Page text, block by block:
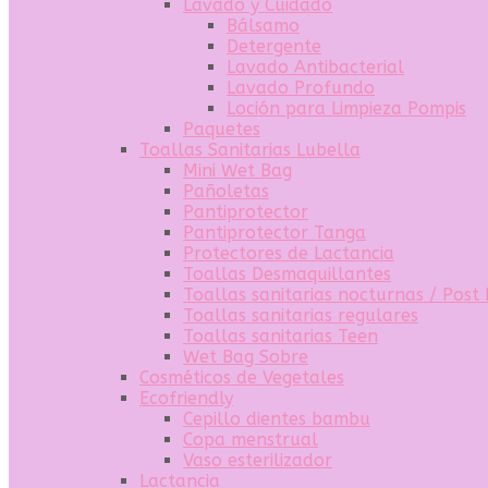
Lavado y Cuidado
Bálsamo
Detergente
Lavado Antibacterial
Lavado Profundo
Loción para Limpieza Pompis
Paquetes
Toallas Sanitarias Lubella
Mini Wet Bag
Pañoletas
Pantiprotector
Pantiprotector Tanga
Protectores de Lactancia
Toallas Desmaquillantes
Toallas sanitarias nocturnas / Post
Toallas sanitarias regulares
Toallas sanitarias Teen
Wet Bag Sobre
Cosméticos de Vegetales
Ecofriendly
Cepillo dientes bambu
Copa menstrual
Vaso esterilizador
Lactancia